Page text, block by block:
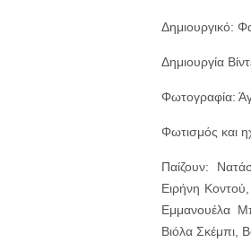
Δημιουργικό:
Δημιουργία
Φωτογραφία:
Φωτισμός και
Παίζουν:
Ειρήνη
Εμμανουέλα
Βιόλα Σκέμπι,